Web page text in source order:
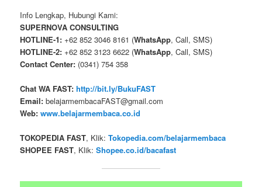
Info Lengkap, Hubungi Kami:
SUPERNOVA CONSULTING
HOTLINE-1: +62 852 3046 8161 (WhatsApp, Call, SMS)
HOTLINE-2: +62 852 3123 6622 (WhatsApp, Call, SMS)
Contact Center: (0341) 754 358
Chat WA FAST: http://bit.ly/BukuFAST
Email: belajarmembacaFAST@gmail.com
Web: www.belajarmembaca.co.id
TOKOPEDIA FAST, Klik:Tokopedia.com/belajarmembaca
SHOPEE FAST, Klik:Shopee.co.id/bacafast